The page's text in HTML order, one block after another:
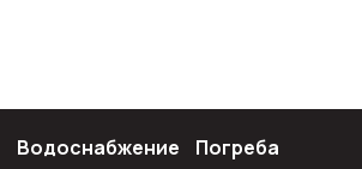
Водоснабжение Погреба